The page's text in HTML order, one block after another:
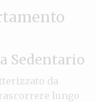
Sedentario
da
lungo